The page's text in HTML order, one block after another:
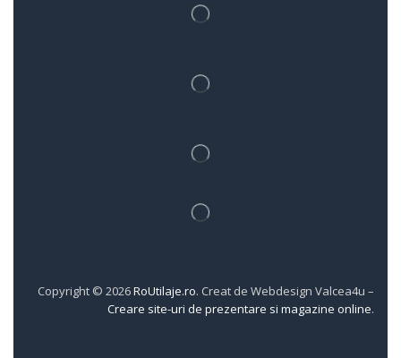
Copyright © 2026RoUtilaje.ro. Creat de Webdesign Valcea4u –
Creare site-uri de prezentare si magazine online.